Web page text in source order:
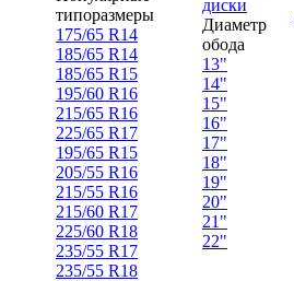
типоразмеры
175/65 R14
185/65 R14
185/65 R15
195/60 R16
215/65 R16
225/65 R17
195/65 R15
205/55 R16
215/55 R16
215/60 R17
225/60 R18
235/55 R17
235/55 R18
диски
Диаметр
обода
13"
14"
15"
16"
17"
18"
19"
20"
21"
22"